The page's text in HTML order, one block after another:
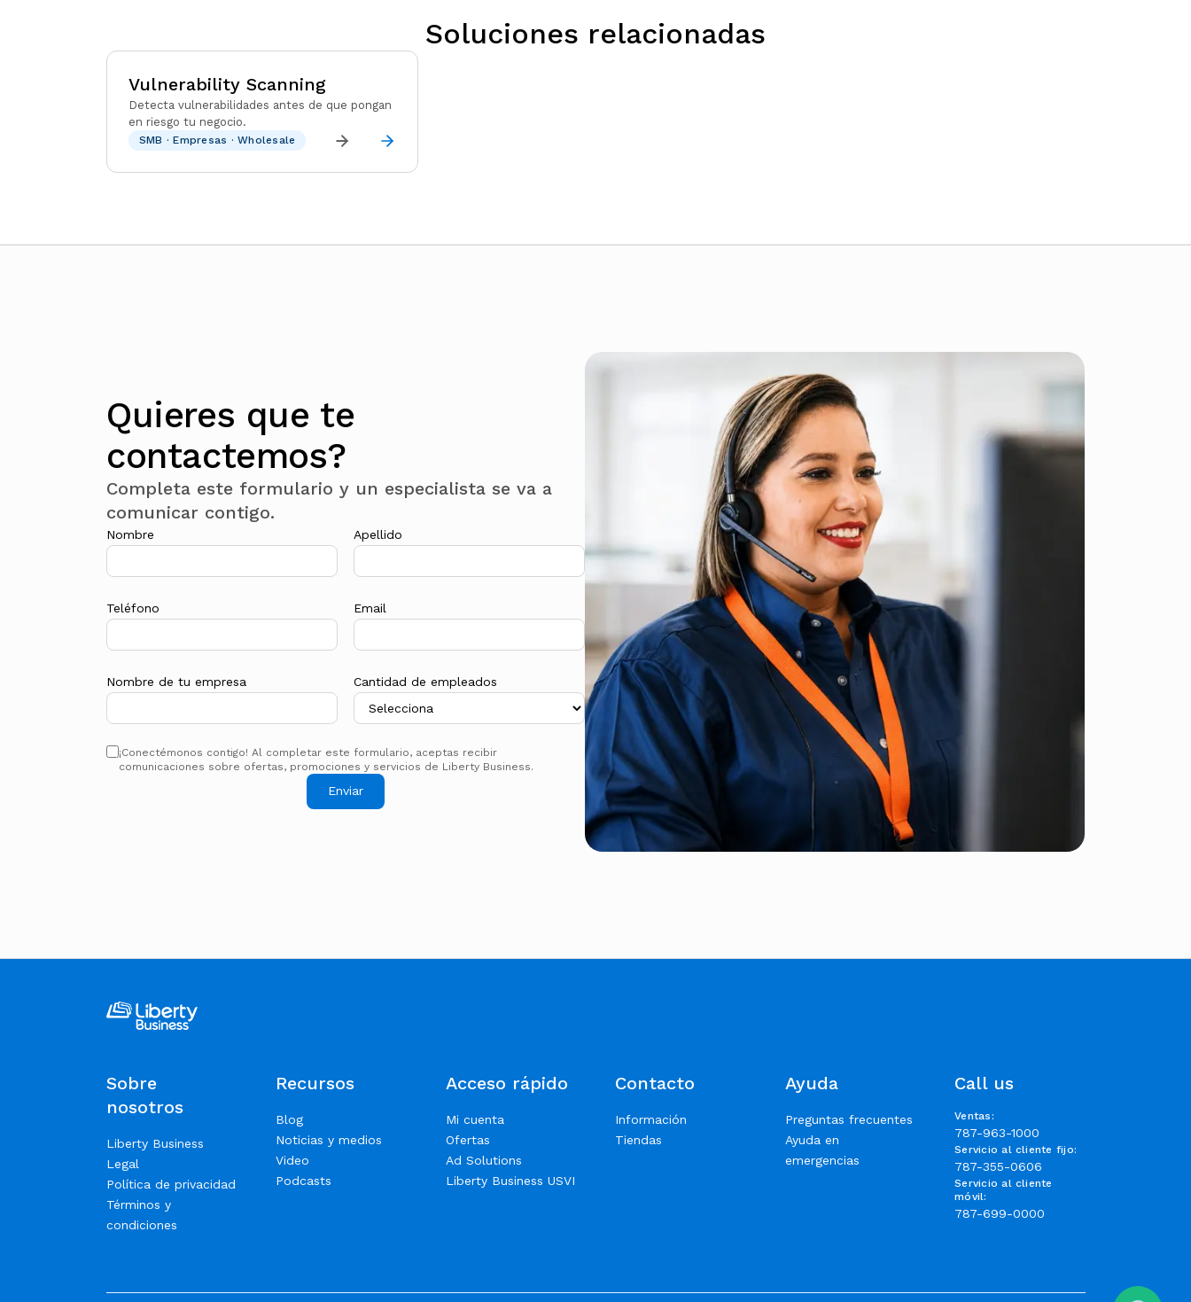
Soluciones relacionadas
Vulnerability Scanning
Detecta vulnerabilidades antes de que pongan
en riesgo tu negocio.
SMB · Empresas · Wholesale
Quieres que te
contactemos?
Completa este formulario y un especialista se va a
comunicar contigo.
Nombre Apellido
Teléfono Email
Nombre de tu empresa Cantidad de empleados
¡Conectémonos contigo! Al completar este formulario, aceptas recibir
comunicaciones sobre ofertas, promociones y servicios de Liberty Business.
Enviar
Sobre
nosotros
Liberty Business
Legal
Política de privacidad
Términos y
condiciones
Recursos
Blog
Noticias y medios
Video
Podcasts
Acceso rápido
Mi cuenta
Ofertas
Ad Solutions
Liberty Business USVI
Contacto
Información
Tiendas
Ayuda
Preguntas frecuentes
Ayuda en
emergencias
Call us
Ventas:
787-963-1000
Servicio al cliente fijo:
787-355-0606
Servicio al cliente
móvil:
787-699-0000